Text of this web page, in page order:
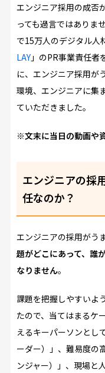
エンジニア採用の成否
っても過言ではありま
で15万人のデジタル人
LAY」のPR事業責任者
に、エンジニア採用が
環境、エンジニアに集
ていただきました。
※文末に当日の動画や
エンジニアの採
任なのか？
エンジニアの採用がう
題がどこにあって、誰
なりません。
課題を把握しやすいよ
たので、当てはまるケ
えるキーパーソンとし
ーダー）」、難易度の
ンジャー）」、現場